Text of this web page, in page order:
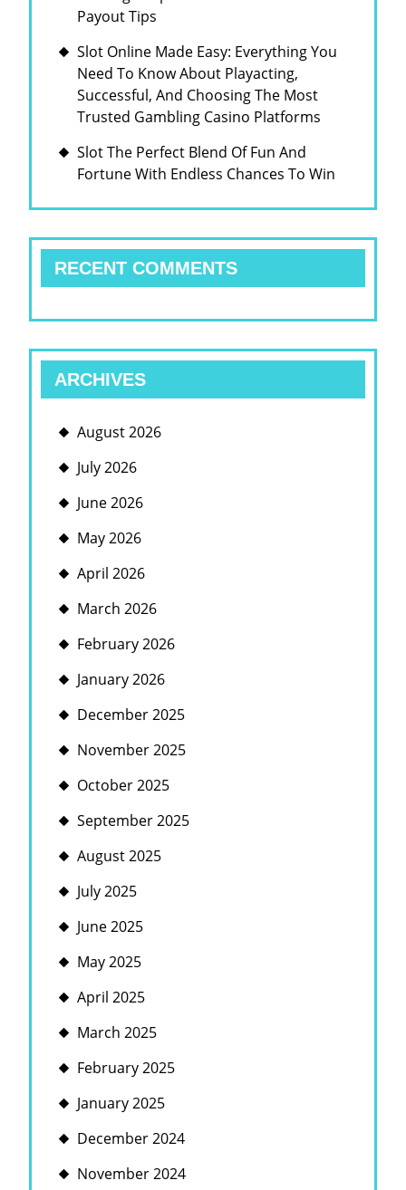
Payout Tips
Slot Online Made Easy: Everything You
Need To Know About Playacting,
Successful, And Choosing The Most
Trusted Gambling Casino Platforms
Slot The Perfect Blend Of Fun And
Fortune With Endless Chances To Win
RECENT COMMENTS
ARCHIVES
August 2026
July 2026
June 2026
May 2026
April 2026
March 2026
February 2026
January 2026
December 2025
November 2025
October 2025
September 2025
August 2025
July 2025
June 2025
May 2025
April 2025
March 2025
February 2025
January 2025
December 2024
November 2024